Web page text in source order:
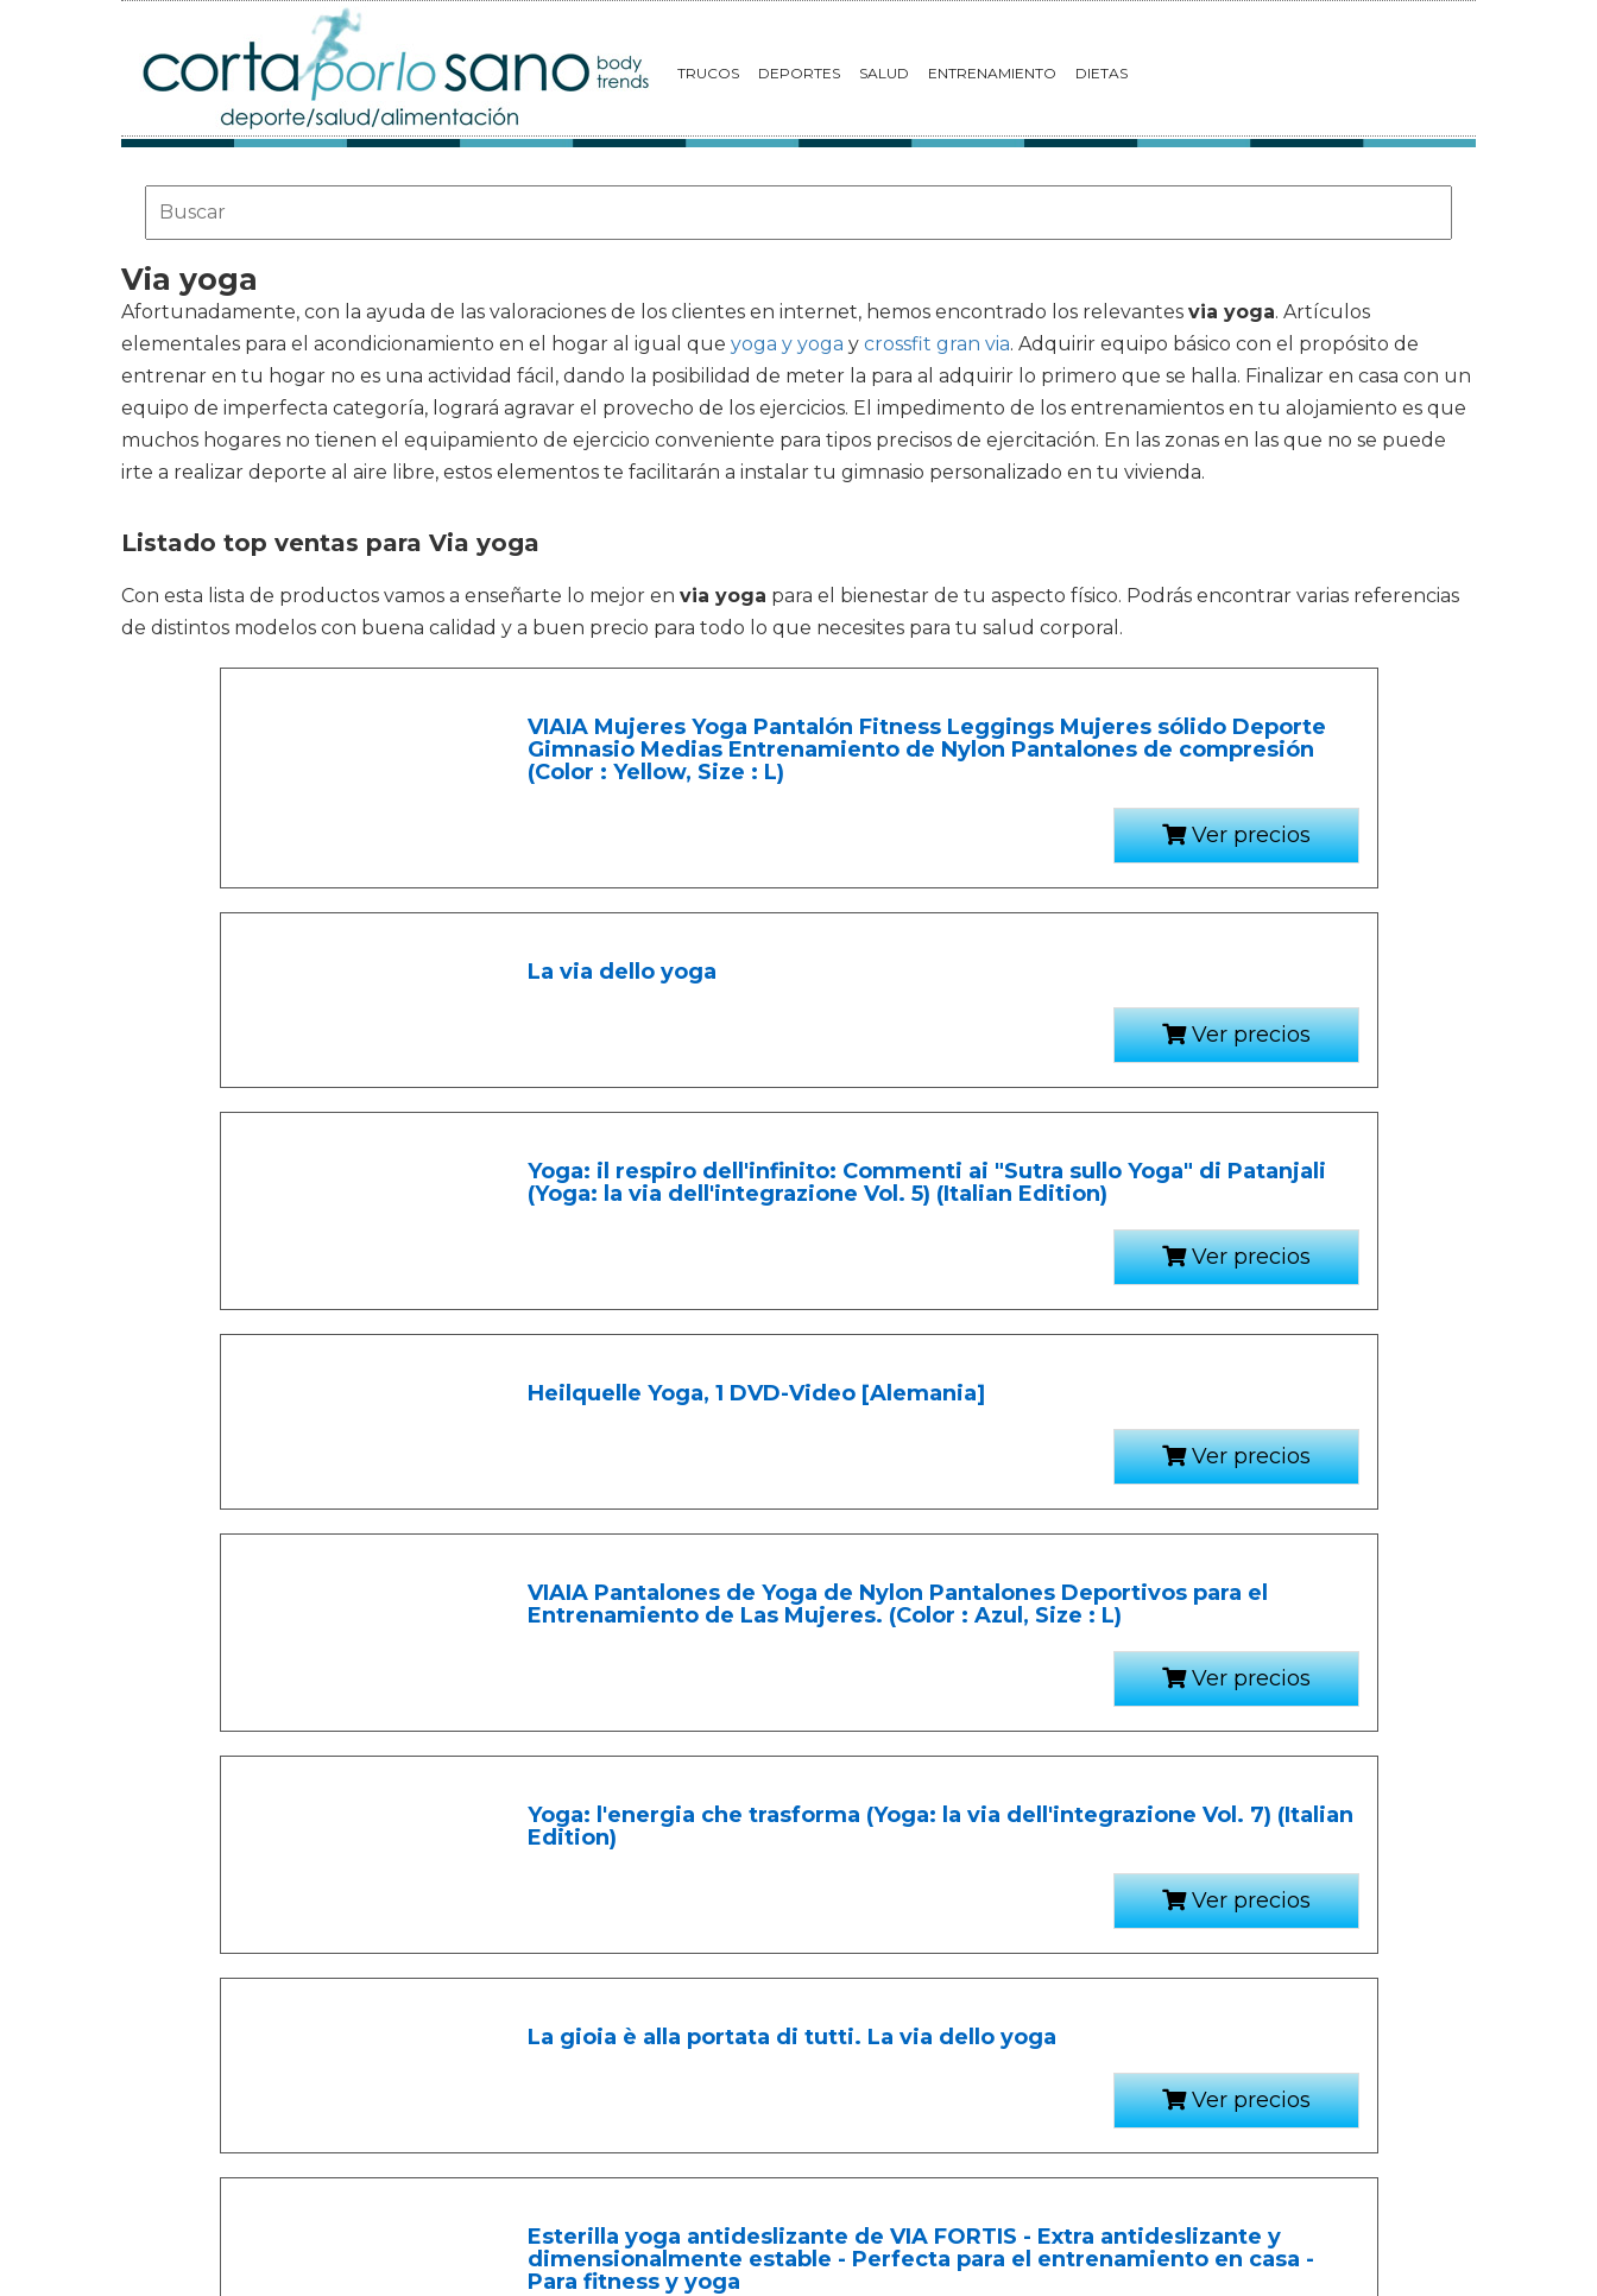
TRUCOS DEPORTES SALUD ENTRENAMIENTO DIETAS
Via yoga
Afortunadamente, con la ayuda de las valoraciones de los clientes en internet, hemos encontrado los relevantes via yoga. Artículos
elementales para el acondicionamiento en el hogar al igual que yoga y yoga y crossfit gran via. Adquirir equipo básico con el propósito de
entrenar en tu hogar no es una actividad fácil, dando la posibilidad de meter la para al adquirir lo primero que se halla. Finalizar en casa con un
equipo de imperfecta categoría, logrará agravar el provecho de los ejercicios. El impedimento de los entrenamientos en tu alojamiento es que
muchos hogares no tienen el equipamiento de ejercicio conveniente para tipos precisos de ejercitación. En las zonas en las que no se puede
irte a realizar deporte al aire libre, estos elementos te facilitarán a instalar tu gimnasio personalizado en tu vivienda.
Listado top ventas para Via yoga
Con esta lista de productos vamos a enseñarte lo mejor en via yoga para el bienestar de tu aspecto físico. Podrás encontrar varias referencias
de distintos modelos con buena calidad y a buen precio para todo lo que necesites para tu salud corporal.
VIAIA Mujeres Yoga Pantalón Fitness Leggings Mujeres sólido Deporte
Gimnasio Medias Entrenamiento de Nylon Pantalones de compresión
(Color : Yellow, Size : L)
Ver precios
La via dello yoga
Ver precios
Yoga: il respiro dell'infinito: Commenti ai "Sutra sullo Yoga" di Patanjali
(Yoga: la via dell'integrazione Vol. 5) (Italian Edition)
Ver precios
Heilquelle Yoga, 1 DVD-Video [Alemania]
Ver precios
VIAIA Pantalones de Yoga de Nylon Pantalones Deportivos para el
Entrenamiento de Las Mujeres. (Color : Azul, Size : L)
Ver precios
Yoga: l'energia che trasforma (Yoga: la via dell'integrazione Vol. 7) (Italian
Edition)
Ver precios
La gioia è alla portata di tutti. La via dello yoga
Ver precios
Esterilla yoga antideslizante de VIA FORTIS - Extra antideslizante y
dimensionalmente estable - Perfecta para el entrenamiento en casa -
Para fitness y yoga